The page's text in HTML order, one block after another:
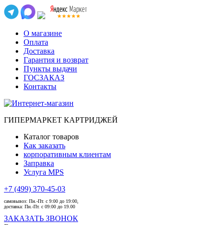
О магазине
Оплата
Доставка
Гарантия и возврат
Пункты выдачи
ГОСЗАКАЗ
Контакты
ГИПЕРМАРКЕТ КАРТРИДЖЕЙ
Каталог товаров
Как заказать
корпоративным клиентам
Заправка
Услуга MPS
+7 (499) 370-45-03
самовывоз: Пн.-Пт. с 9:00 до 19:00,
доставка: Пн.-Пт. с 09:00 до 19.00
ЗАКАЗАТЬ ЗВОНОК